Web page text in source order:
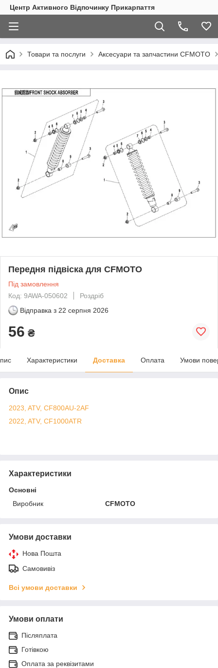
Центр Активного Відпочинку Прикарпаття
Товари та послуги Аксесуари та запчастини CFMOTO
Передня підвіска для CFMOTO
Під замовлення
Код: 9AWA-050602
Роздріб
Відправка з 22 серпня 2026
56 ₴
Характеристики Доставка Оплата Умови
Опис
2023, ATV, CF800AU-2AF
2022, ATV, CF1000ATR
Характеристики
Основні
Виробник
CFMOTO
Умови доставки
Нова Пошта
Самовивіз
Всі умови доставки
Умови оплати
Післяплата
Готівкою
Оплата за реквізитами